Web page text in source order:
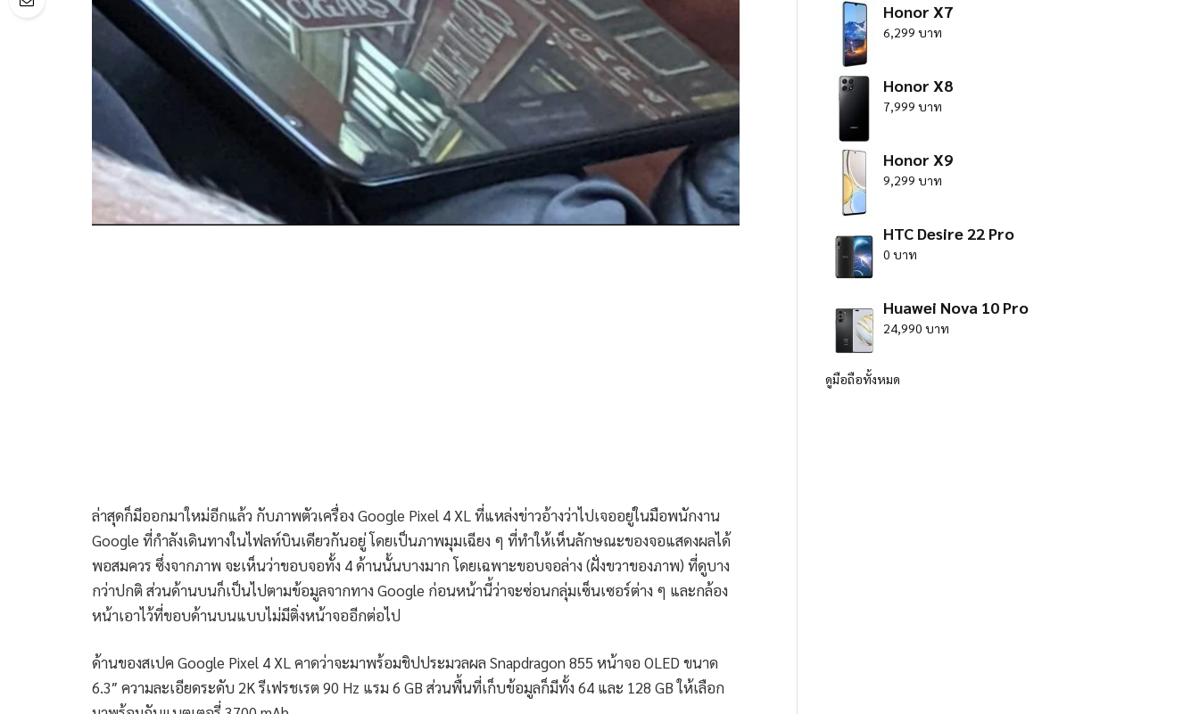
ล่าสุดก็มีออกมาใหม่อีกแล้ว กับภาพตัวเครื่อง Google Pixel 4 XL ที่แหล่งข่าวอ้างว่าไปเจออยู่ในมือพนักงาน
Google ที่กำลังเดินทางในไฟลท์บินเดียวกันอยู่ โดยเป็นภาพมุมเฉียง ๆ ที่ทำให้เห็นลักษณะของจอแสดงผลได้
พอสมควร ซึ่งจากภาพ จะเห็นว่าขอบจอทั้ง 4 ด้านนั้นบางมาก โดยเฉพาะขอบจอล่าง (ฝั่งขวาของภาพ) ที่ดูบาง
กว่าปกติ ส่วนด้านบนก็เป็นไปตามข้อมูลจากทาง Google ก่อนหน้านี้ว่าจะซ่อนกลุ่มเซ็นเซอร์ต่าง ๆ และกล้อง
หน้าเอาไว้ที่ขอบด้านบนแบบไม่มีติ่งหน้าจออีกต่อไป
ด้านของสเปค Google Pixel 4 XL คาดว่าจะมาพร้อมชิปประมวลผล Snapdragon 855 หน้าจอ OLED ขนาด
6.3″ ความละเอียดระดับ 2K รีเฟรชเรต 90 Hz แรม 6 GB ส่วนพื้นที่เก็บข้อมูลก็มีทั้ง 64 และ 128 GB ให้เลือก
Honor X7
6,299 บาท
Honor X8
7,999 บาท
Honor X9
9,299 บาท
HTC Desire 22 Pro
0 บาท
Huawei Nova 10 Pro
24,990 บาท
ดูมือถือทั้งหมด